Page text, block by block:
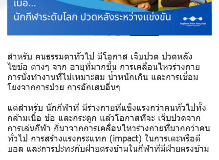
สำหรับ คนธรรมดาทั่วไป มีโอกาส เจ็บปวด ปวดหลัง
ไขข้อ ต่างๆ จาก อายุที่มากขึ้น การเคลื่อนไหวร่างกาย
การนั่งทำงานที่ไม่เหมาะสม น้ำหนักเกิน และการเชื่อม
โยงจากการป่วย การอักเสบอื่นๆ
แต่สำหรับ นักกีฬาที่ มีร่างกายที่แข็งแรงกว่าคนทั่วไปทั้ง
กล้ามเนื้อ ข้อ และกระดูก แล้วโอกาสที่จะ เจ็บปวดจาก
การเล่นกีฬา ก็มาจากการเคลื่อนไหวร่างกายที่มากกว่าคน
ทั่วไป การสร้างแรงกระแทก (impact) ในการเตะหรือตี
บอล และการปะทะกับฝ่ายตรงข้ามในกีฬาที่มีฝ่ายตรงข้าม